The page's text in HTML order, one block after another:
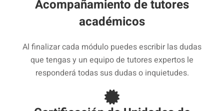
Acompañamiento de tutores
académicos
Al finalizar cada módulo puedes escribir las dudas
que tengas y un equipo de tutores expertos le
responderá todas sus dudas o inquietudes.